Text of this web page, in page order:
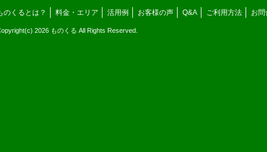
のくるとは？ 料金・エリア 活用例 お客様の声 Q&A ご利用方法 お問
2026 ものくる All Rights Reserved.